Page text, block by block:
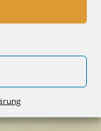
v.
Rz 14).
am